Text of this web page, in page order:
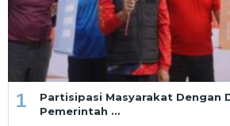
1
Partisipasi Masyarakat Dengan
Pemerintah …